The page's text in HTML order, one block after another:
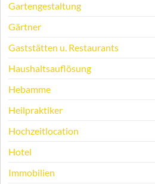
Gartengestaltung
Gärtner
Gaststätten u. Restaurants
Haushaltsauflösung
Hebamme
Heilpraktiker
Hochzeitlocation
Hotel
Immobilien